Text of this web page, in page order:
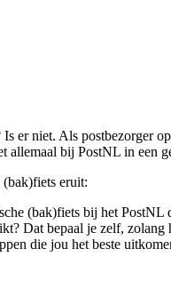
er niet. Als postbezorger
allemaal bij PostNL in een
(bak)fiets eruit:
(bak)fiets bij het
Dat bepaal je zelf, zolang
die jou het beste